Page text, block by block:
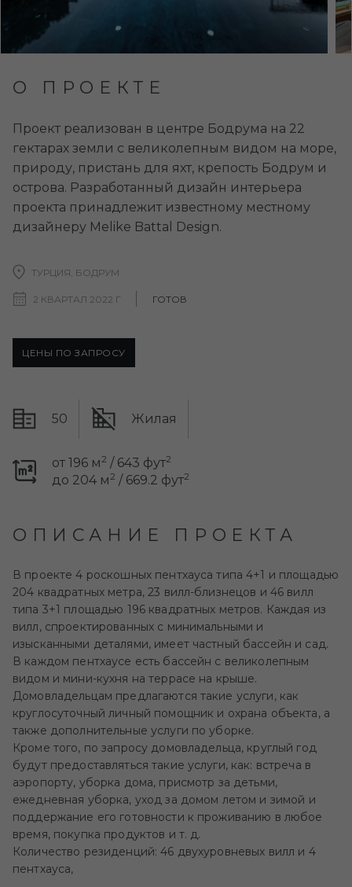
О ПРОЕКТЕ
Проект реализован в центре Бодрума на 22
гектарах земли с великолепным видом на море,
природу, пристань для яхт, крепость Бодрум и
острова. Разработанный дизайн интерьера
проекта принадлежит известному местному
дизайнеру Melike Battal Design.
ТУРЦИЯ, БОДРУМ
2 КВАРТАЛ 2022 Г ГОТОВ
ЦЕНЫ ПО ЗАПРОСУ
50 Жилая
от 196 м2 / 643 фут2
до 204 м2 / 669.2 фут2
ОПИСАНИЕ ПРОЕКТА
В проекте 4 роскошных пентхауса типа 4+1 и площадью
204 квадратных метра, 23 вилл-близнецов и 46 вилл
типа 3+1 площадью 196 квадратных метров. Каждая из
вилл, спроектированных с минимальными и
изысканными деталями, имеет частный бассейн и сад.
В каждом пентхаусе есть бассейн с великолепным
видом и мини-кухня на террасе на крыше.
Домовладельцам предлагаются такие услуги, как
круглосуточный личный помощник и охрана объекта, а
также дополнительные услуги по уборке.
Кроме того, по запросу домовладельца, круглый год
будут предоставляться такие услуги, как: встреча в
аэропорту, уборка дома, присмотр за детьми,
ежедневная уборка, уход за домом летом и зимой и
поддержание его готовности к проживанию в любое
время, покупка продуктов и т. д.
Количество резиденций: 46 двухуровневых вилл и 4
пентхауса,